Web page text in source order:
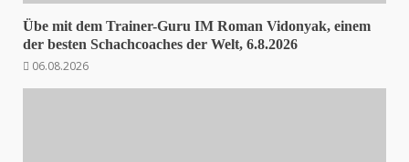
Übe mit dem Trainer-Guru IM Roman Vidonyak, einem
der besten Schachcoaches der Welt, 6.8.2026
06.08.2026